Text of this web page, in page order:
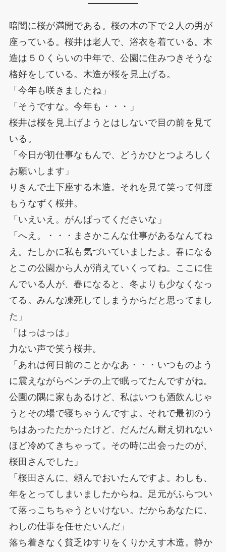
暗闇に桜が満開である。桜の木の下で２人の男が
座っている。桜井は老人で、浴衣を着ている。木
造は５０くらいの中年で、公園に住みつきそうな
格好をしている。木造が桜を見上げる。
「今年も咲きましたね」
「そうですな。今年も・・・」
桜井は桜を見上げようとはしないで目の前を見て
いる。
「今日が初仕事なもんで、どうかひとつよろしく
お願いします」
りきんで土下座する木造。それを見て笑って何度
もうなずく桜井。
「いえいえ。がんばってくださいな」
「へえ。・・・まさかこんな仕事があるなんてね
え。たしかに私も気づいていましたよ。春になる
とこの公園から人が消えていくってね。ここに住
んでいる人が、春になると、冬よりも少なくなっ
てる。みんな凍死してしまうからだと思ってまし
た」
「はっはっは」
力ない声で笑う桜井。
「あれは何日前のことかなあ・・・いつものよう
に震えながらベンチの上で眠ってたんですがね。
公園の隅に家もあるけど、私はいつも酒飲んじゃ
うとその場で寝ちゃうんですよ。それで最初のう
ちはあったたかったけど、だんだん耐え切れない
ほど冷めてきちゃって。その時に出会ったのが、
桜田さんでした」
「桜田さんに、頼んでおいたんですよ。わしも、
年をとってしまいましたからね。足元がふらつい
て落っこちちゃうといけない。だからあなたに、
わしの仕事を任せたいんだ」
落ち着きなく貧乏ゆすりをくりかえす木造。静か